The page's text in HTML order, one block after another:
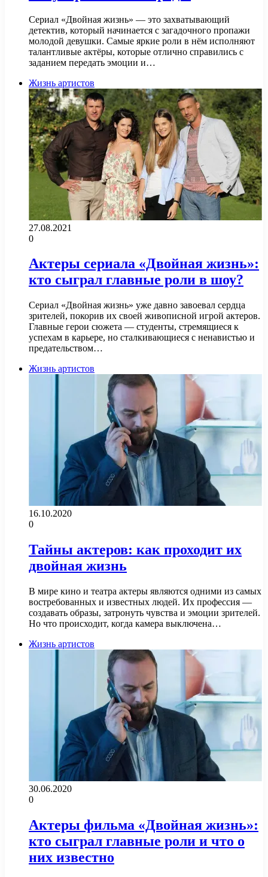
Сериал «Двойная жизнь» — это захватывающий
детектив, который начинается с загадочного пропажи
молодой девушки. Самые яркие роли в нём исполняют
талантливые актёры, которые отлично справились с
заданием передать эмоции и…
Жизнь артистов
27.08.2021
0
Актеры сериала «Двойная жизнь»:
кто сыграл главные роли в шоу?
Сериал «Двойная жизнь» уже давно завоевал сердца
зрителей, покорив их своей живописной игрой актеров.
Главные герои сюжета — студенты, стремящиеся к
успехам в карьере, но сталкивающиеся с ненавистью и
предательством…
Жизнь артистов
16.10.2020
0
Тайны актеров: как проходит их
двойная жизнь
В мире кино и театра актеры являются одними из самых
востребованных и известных людей. Их профессия —
создавать образы, затронуть чувства и эмоции зрителей.
Но что происходит, когда камера выключена…
Жизнь артистов
30.06.2020
0
Актеры фильма «Двойная жизнь»:
кто сыграл главные роли и что о
них известно